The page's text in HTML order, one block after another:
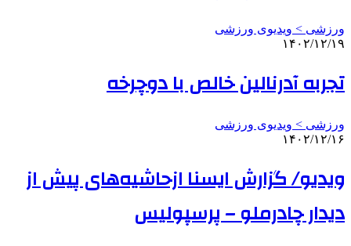
ورزشی > ویدیوی ورزشی
۱۴۰۲/۱۲/۱۹
تجربه آدرنالین خالص با دوچرخه
ورزشی > ویدیوی ورزشی
۱۴۰۲/۱۲/۱۶
ویدیو/ گزارش ایسنا ازحاشیه‌های پیش از
دیدار چادرملو – پرسپولیس